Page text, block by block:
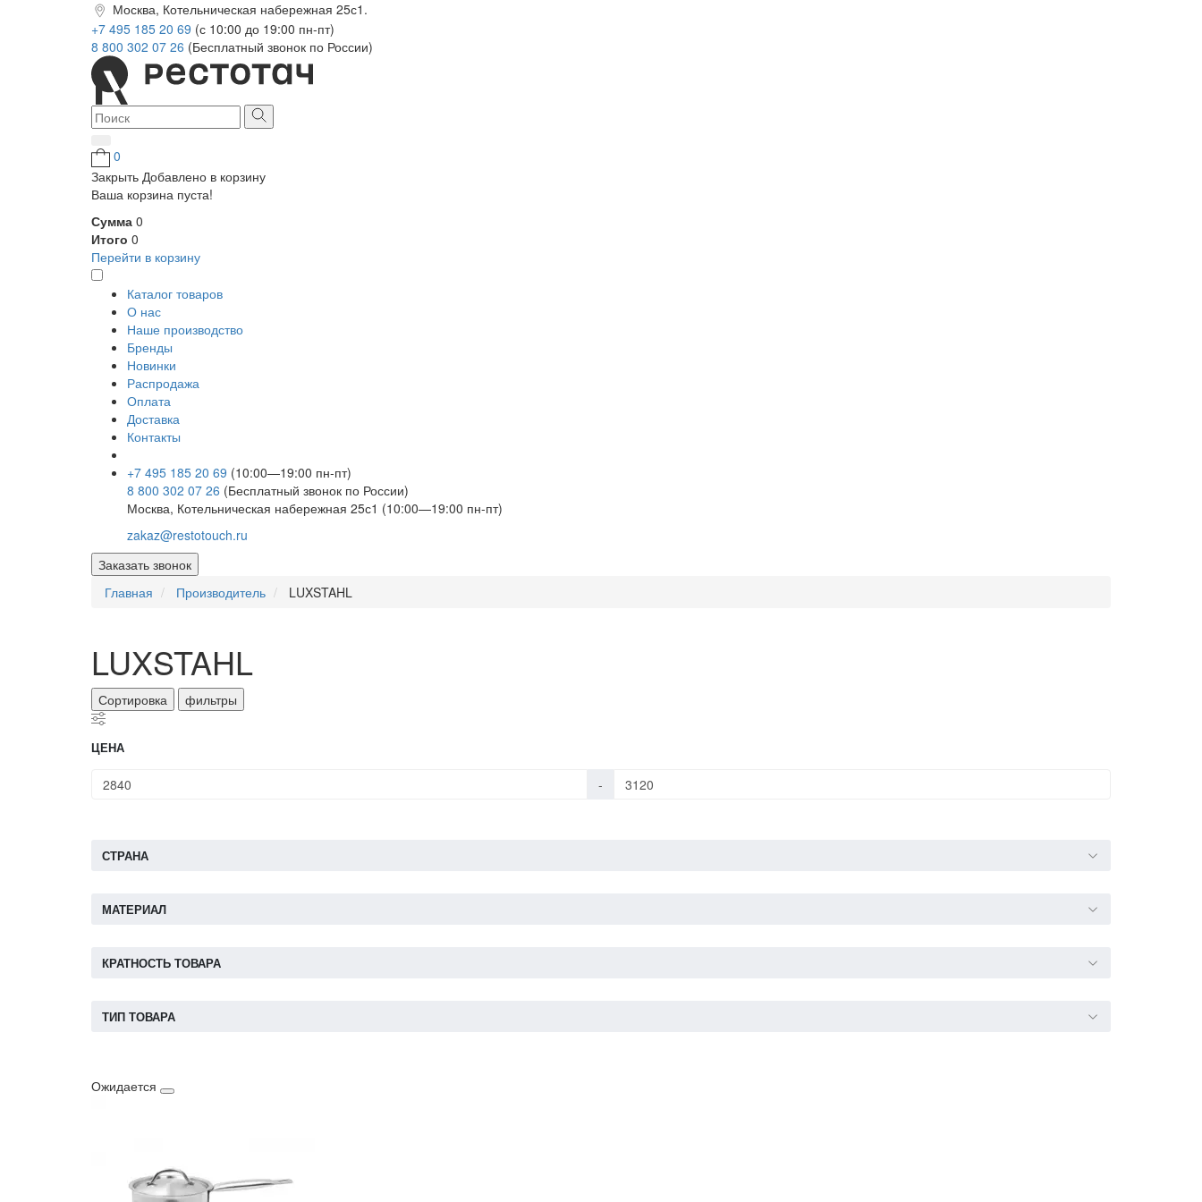
Москва, Котельническая набережная 25с1.
+7 495 185 20 69 (с 10:00 до 19:00 пн-пт)
8 800 302 07 26 (Бесплатный звонок по России)
0
Закрыть Добавлено в корзину
Ваша корзина пуста!
Сумма 0
Итого 0
Перейти в корзину
Каталог товаров
О нас
Наше производство
Бренды
Новинки
Распродажа
Оплата
Доставка
Контакты
+7 495 185 20 69 (10:00—19:00 пн-пт)
8 800 302 07 26 (Бесплатный звонок по России)
Москва, Котельническая набережная 25с1 (10:00—19:00 пн-пт)
zakaz@restotouch.ru
Заказать звонок
Главная
Производитель LUXSTAHL
LUXSTAHL
Сортировка фильтры
ЦЕНА
-
СТРАНА
МАТЕРИАЛ
КРАТНОСТЬ ТОВАРА
ТИП ТОВАРА
Ожидается